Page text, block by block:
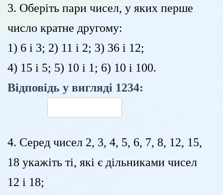
3. Оберіть пари чисел, у яких перше
число кратне другому:
1) 6 і 3; 2) 11 і 2; 3) 36 і 12;
4) 15 і 5; 5) 10 і 1; 6) 10 і 100.
Відповідь у вигляді 1234:
4. Серед чисел 2, 3, 4, 5, 6, 7, 8, 12, 15,
18 укажіть ті, які є дільниками чисел
12 і 18;